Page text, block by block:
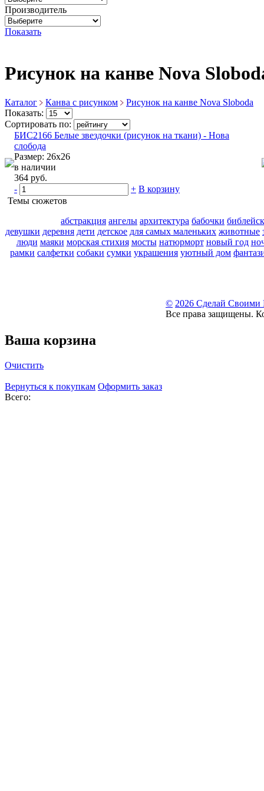
Производитель
Показать
Рисунок на канве Nova
Каталог Канва с рисунком
Рисунок на канве Nova Sloboda
Показать:
Сортировать по:
БИС2166 Белые звездочки (рисунок на ткани) - Нова
слобода
Размер: 26х26
в наличии
364 руб.
-
+ В корзину
Темы сюжетов
абстракция ангелы архитектура бабочки
девушки деревня дети детское для самых маленьких животные
люди маяки морская стихия мосты натюрморт новый год
рамки салфетки собаки сумки украшения уютный дом
© 2026 Сделай Своими
Все права защищены.
Ваша корзина
Очистить
Вернуться к покупкам Оформить заказ
Всего: